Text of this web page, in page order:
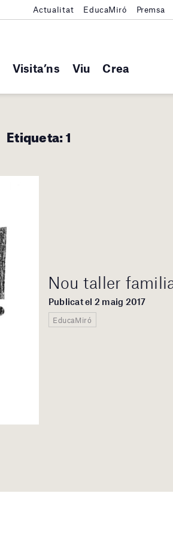
Visita’ns Viu Crea
Actualitat EducaMiró Premsa
Etiqueta:1
Nou taller
Publicat el 2 maig 2017
EducaMiró